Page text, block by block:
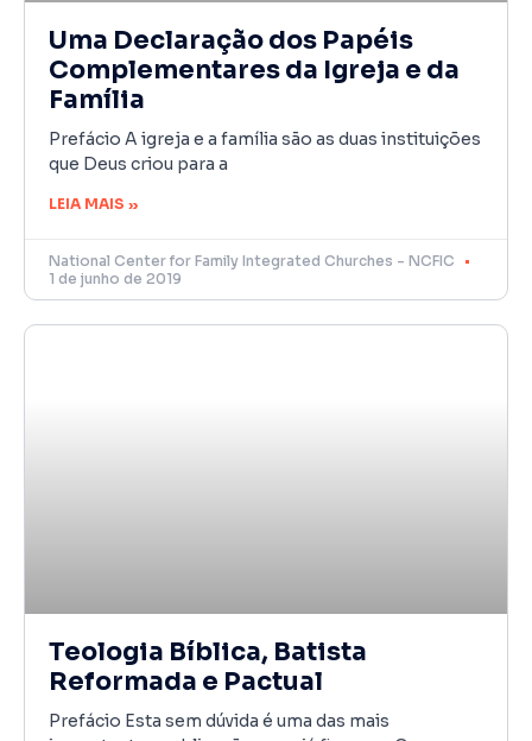
Uma Declaração dos Papéis
Complementares da Igreja e da
Família
Prefácio A igreja e a família são as duas instituições
que Deus criou para a
LEIA MAIS »
National Center for Family Integrated Churches - NCFIC
1 de junho de 2019
Teologia Bíblica, Batista
Reformada e Pactual
Prefácio Esta sem dúvida é uma das mais